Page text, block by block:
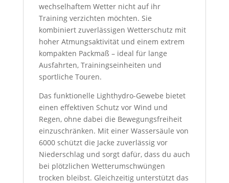
wechselhaftem Wetter nicht auf ihr
Training verzichten möchten. Sie
kombiniert zuverlässigen Wetterschutz mit
hoher Atmungsaktivität und einem extrem
kompakten Packmaß – ideal für lange
Ausfahrten, Trainingseinheiten und
sportliche Touren.
Das funktionelle Lighthydro-Gewebe bietet
einen effektiven Schutz vor Wind und
Regen, ohne dabei die Bewegungsfreiheit
einzuschränken. Mit einer Wassersäule von
6000 schützt die Jacke zuverlässig vor
Niederschlag und sorgt dafür, dass du auch
bei plötzlichen Wetterumschwüngen
trocken bleibst. Gleichzeitig unterstützt das